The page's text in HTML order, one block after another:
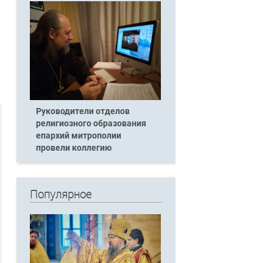
Руководители отделов
религиозного образования
епархий митрополии
провели коллегию
Популярное